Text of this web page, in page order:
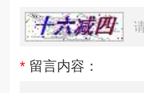
* 留言内容：